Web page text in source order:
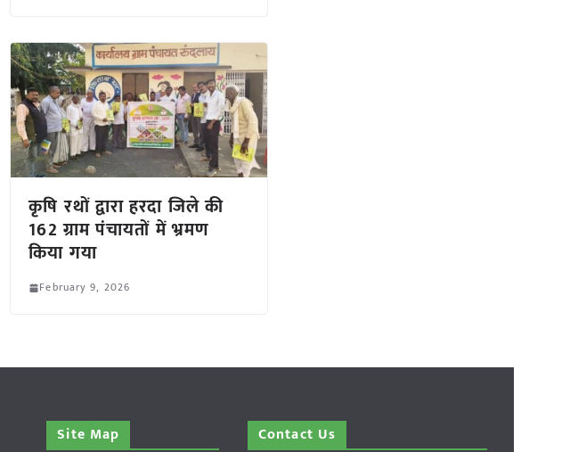
कृषि रथों द्वारा हरदा जिले की
162 ग्राम पंचायतों में भ्रमण
किया गया
February 9, 2026
Site Map Contact Us